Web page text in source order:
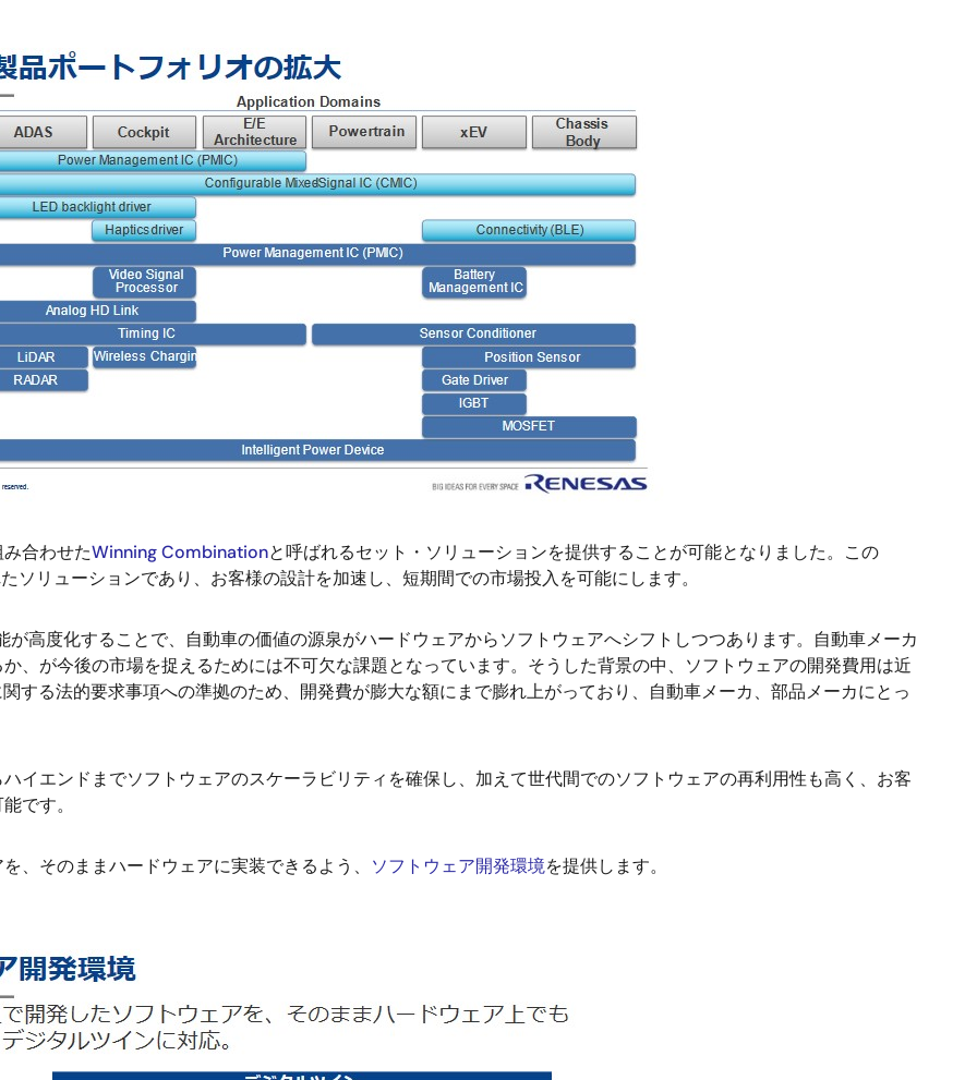
合わせたWinning Combinationと呼ばれるセット・ソリューションを提供することが可能となりました。この
リューションであり、お客様の設計を加速し、短期間での市場投入を可能にします。
が高度化することで、自動車の価値の源泉がハードウェアからソフトウェアへシフトしつつあります。自動車メーカ
、が今後の市場を捉えるためには不可欠な課題となっています。そうした背景の中、ソフトウェアの開発費用は近
する法的要求事項への準拠のため、開発費が膨大な額にまで膨れ上がっており、自動車メーカ、部品メーカにとっ
イエンドまでソフトウェアのスケーラビリティを確保し、加えて世代間でのソフトウェアの再利用性も高く、お客
です。
、そのままハードウェアに実装できるよう、 ソフトウェア開発環境を提供します。